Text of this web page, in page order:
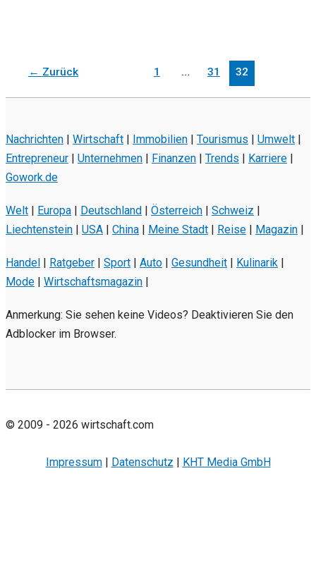
← Zurück 1 … 31 32
Nachrichten | Wirtschaft | Immobilien | Tourismus | Umwelt |
Entrepreneur | Unternehmen | Finanzen | Trends | Karriere |
Gowork.de
Welt | Europa | Deutschland | Österreich | Schweiz |
Liechtenstein | USA | China | Meine Stadt | Reise | Magazin |
Handel | Ratgeber | Sport | Auto | Gesundheit | Kulinarik |
Mode | Wirtschaftsmagazin |
Anmerkung: Sie sehen keine Videos? Deaktivieren Sie den
Adblocker im Browser.
© 2009 - 2026 wirtschaft.com
Impressum| Datenschutz | KHT Media GmbH